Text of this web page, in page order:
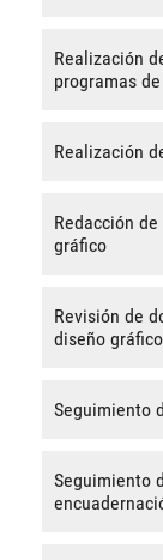
Realización
programas
Realización
Redacción
gráfico
Revisión de
diseño gráfico
Seguimiento
Seguimiento